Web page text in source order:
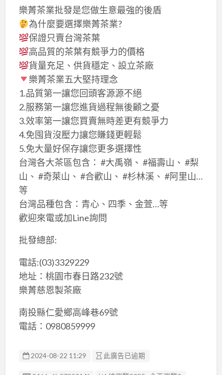
樂菁茶業批發是您做生意最強的後盾
為什麼要選擇樂菁茶業?
保證只賣台灣茶葉
高品質的茶葉有競爭力的價格
貨量充足、供貨穩定、設立茶廠
樂菁茶業五大堅持理念
1.品質第一讓您回頭客源源不絕
2.服務第一讓您進貨過程無後顧之憂
3.效率第一讓您買賣無時差更有競爭力
4.免囤貨沒壓力讓您賺錢更輕鬆
5.免大量好保存讓您更多選擇性
台灣各大茶區包含： #大禹嶺、 #福壽山、 #梨
山、 #奇萊山、 #合歡山、 #杉林溪、 #阿里山…
等
台灣品種包含：青心、四季、金萱…等
歡迎來電或加Line詢問
批發總部:
電話:(03)3329229
地址：桃園市春日路232號
樂菁慈恩製茶廠
南投縣仁愛鄉高峰巷69號
電話：0980859999
2024-08-22 11:29 此廣告已逾期